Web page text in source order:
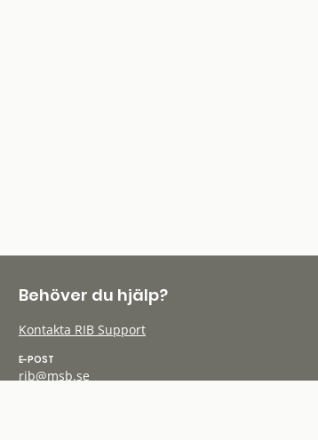
Behöver du hjälp?
Kontakta RIB Support
E-POST
rib@msb.se